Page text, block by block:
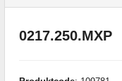
0217.250.MXP